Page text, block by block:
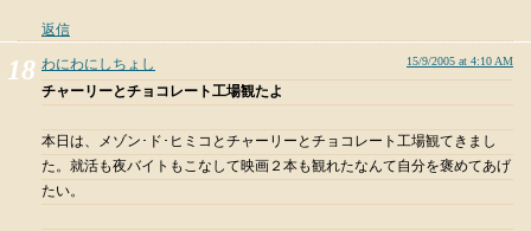
返信
わにわにしちょし 15/9/2005 at 4:10 AM
チャーリーとチョコレート工場観たよ
本日は、メゾン･ド･ヒミコとチャーリーとチョコレート工場観てきまし
た。就活も夜バイトもこなして映画２本も観れたなんて自分を褒めてあげ
たい。